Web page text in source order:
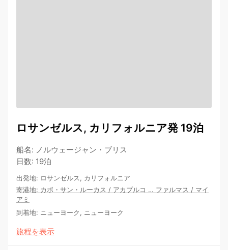
ロサンゼルス, カリフォルニア発 19泊
船名: ノルウェージャン・ブリス
日数: 19泊
出発地: ロサンゼルス, カリフォルニア
寄港地: カボ・サン・ルーカス / アカプルコ … ファルマス / マイ
アミ
到着地: ニューヨーク, ニューヨーク
旅程を表示